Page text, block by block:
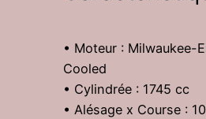
• Moteur : Milwaukee-
Cooled
• Cylindrée : 1745 cc
• Alésage x Course :